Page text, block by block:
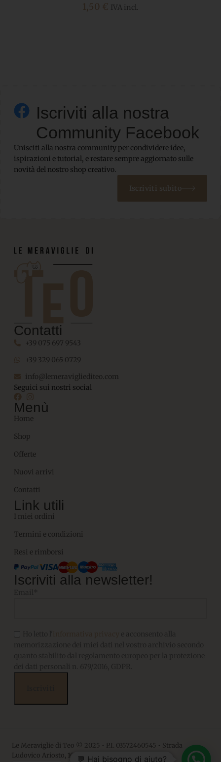
1,50 € IVA incl.
Iscriviti alla nostra
Community Facebook
Unisciti alla nostra community per condividere idee,
ispirazioni e tutorial, e restare sempre aggiornato sulle
novità del nostro shop creativo.
Iscriviti subito
Contatti
+39 075 697 9543
+39 329 065 0729
info@lemeravigliediteo.com
Seguici sui nostri social
Menù
Home
Shop
Offerte
Nuovi arrivi
Contatti
Link utili
I miei ordini
Termini e condizioni
Resi e rimborsi
Iscriviti alla newsletter!
Le Meraviglie di Teo © 2025 • P.I. 03572460545 • Strada
Ludovico Ariosto, 10 • 06063, Magione PG
💬 Hai bisogno di aiuto?